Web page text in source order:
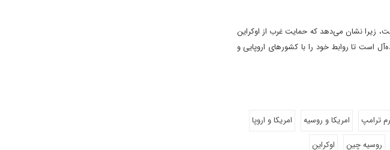
زیرا نشان می‌دهد که حمایت غرب از اوکراین
است تا روابط خود را با کشورهای اروپایی و
ترامپ امریکا و روسیه
امریکا و اروپا
روسیه چین اوکراین